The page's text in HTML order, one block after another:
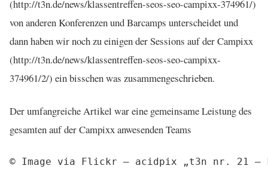
(http://t3n.de/news/klassentreffen-seos-seo-campixx-374961/)
von anderen Konferenzen und Barcamps unterscheidet und
dann haben wir noch zu einigen der Sessions auf der Campixx
(http://t3n.de/news/klassentreffen-seos-seo-campixx-
374961/2/) ein bisschen was zusammengeschrieben.
Der umfangreiche Artikel war eine gemeinsame Leistung des
gesamten auf der Campixx anwesenden Teams